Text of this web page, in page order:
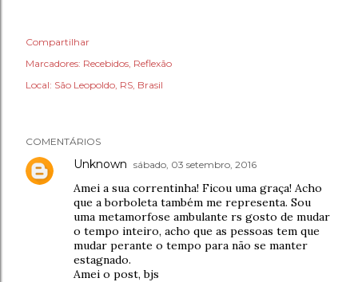
Compartilhar
Marcadores: Recebidos Reflexão
Local: São Leopoldo, RS, Brasil
COMENTÁRIOS
Unknown sábado, 03 setembro, 2016
Amei a sua correntinha! Ficou uma graça! Acho
que a borboleta também me representa. Sou
uma metamorfose ambulante rs gosto de mudar
o tempo inteiro, acho que as pessoas tem que
mudar perante o tempo para não se manter
estagnado.
Amei o post, bjs